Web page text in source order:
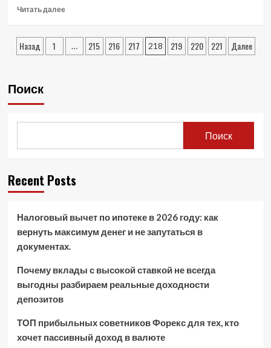
Читать далееRead
Социальные
инвестиции:
решению
Пагинация
Назад 1 … 215 216 217 218 219 220 221 Далее
Поиск
Поиск
Recent Posts
Налоговый вычет по ипотеке в 2026 году: как
вернуть максимум денег и не запутаться в
документах.
Почему вклады с высокой ставкой не всегда
выгодны разбираем реальные доходности
депозитов
ТОП прибыльных советников Форекс для тех, кто
хочет пассивный доход в валюте